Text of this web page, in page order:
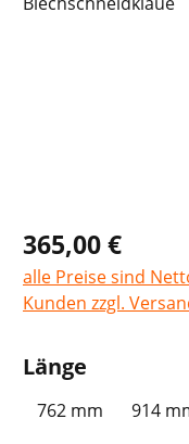
365,00 €
alle Preise sind
Kunden zzgl.
Länge
762 mm 914